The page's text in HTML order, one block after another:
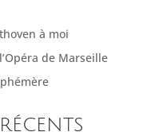
à moi
de Marseille